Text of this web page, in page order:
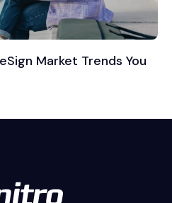
Market Trends You